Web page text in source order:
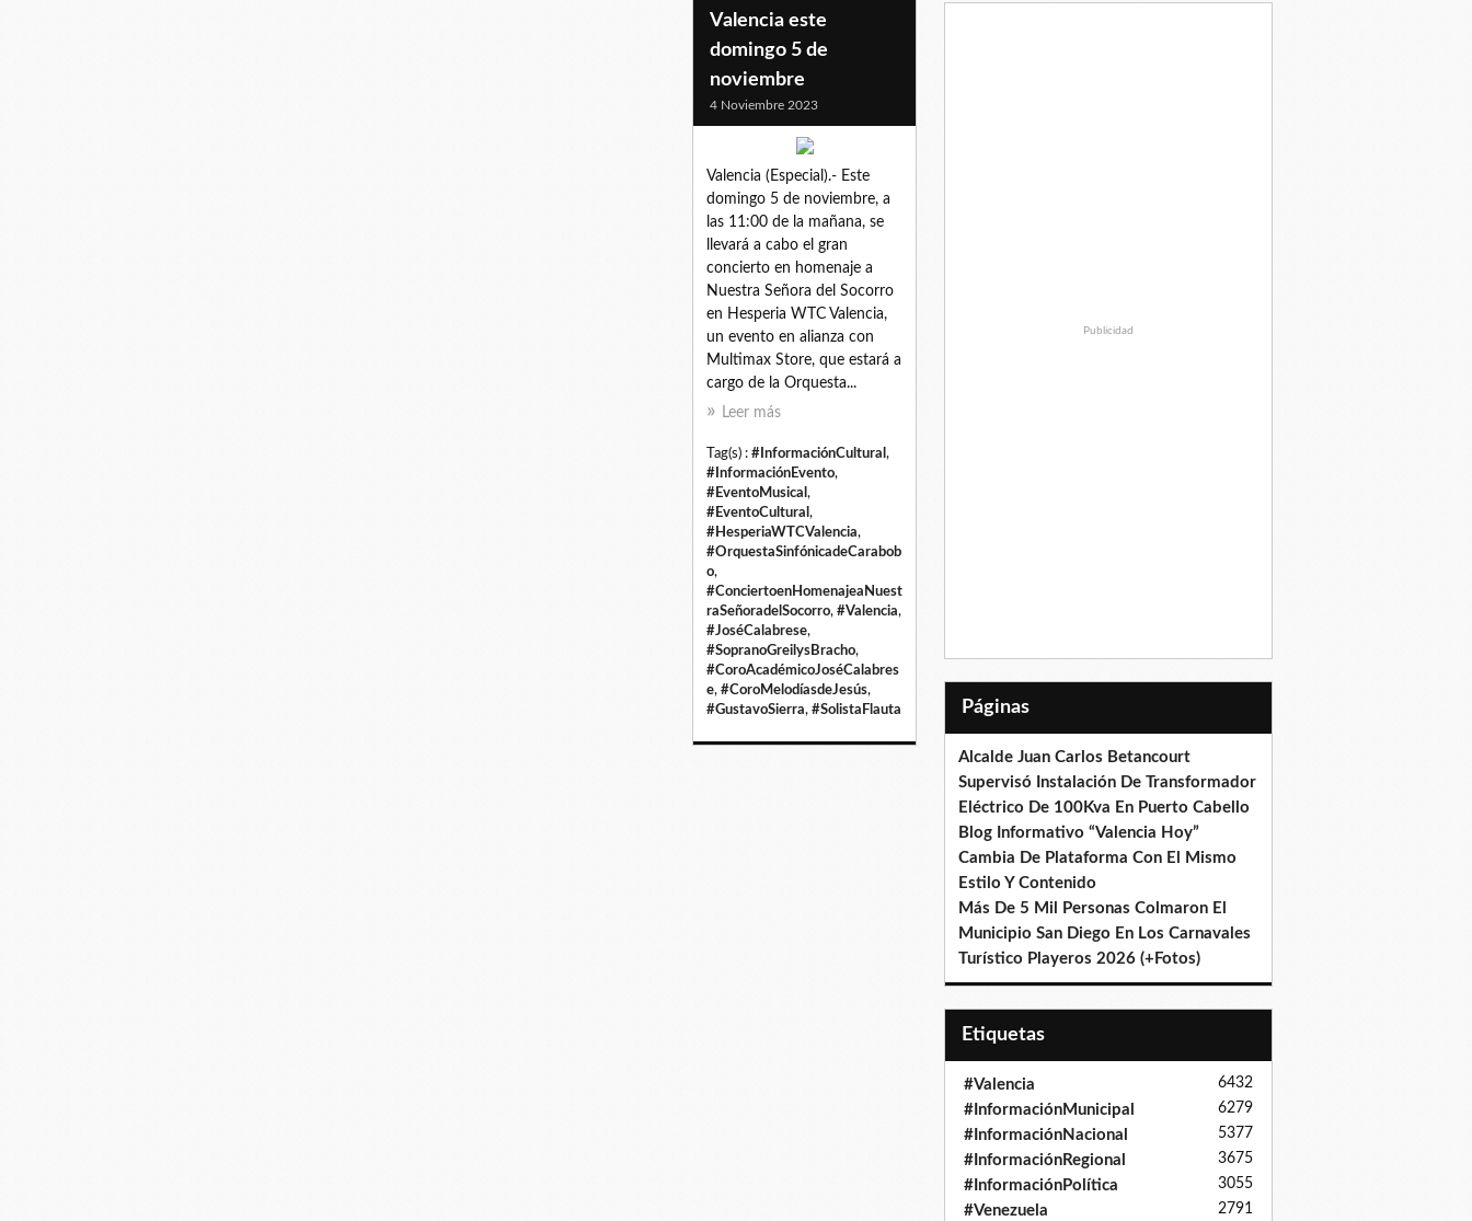
Valencia este
domingo 5 de
noviembre
4 Noviembre 2023
Valencia (Especial).- Este
domingo 5 de noviembre, a
las 11:00 de la mañana, se
llevará a cabo el gran
concierto en homenaje a
Nuestra Señora del Socorro
en Hesperia WTC Valencia,
un evento en alianza con
Multimax Store, que estará a
cargo de la Orquesta...
Leer más
Tag(s) : #InformaciónCultural ,
#InformaciónEvento,
#EventoMusical ,
#EventoCultural ,
#HesperiaWTCValencia,
#OrquestaSinfónicadeCarabob
o,
#ConciertoenHomenajeaNuest
raSeñoradelSocorro, #Valencia,
#JoséCalabrese,
#SopranoGreilysBracho,
#CoroAcadémicoJoséCalabres
e, #CoroMelodíasdeJesús,
#GustavoSierra, #SolistaFlauta
Publicidad
Páginas
Alcalde Juan Carlos Betancourt
Supervisó Instalación De Transformador
Eléctrico De 100Kva En Puerto Cabello
Blog Informativo “Valencia Hoy”
Cambia De Plataforma Con El Mismo
Estilo Y Contenido
Más De 5 Mil Personas Colmaron El
Municipio San Diego En Los Carnavales
Turístico Playeros 2026 (+Fotos)
Etiquetas
#Valencia 6432
#InformaciónMunicipal 6279
#InformaciónNacional 5377
#InformaciónRegional 3675
#InformaciónPolítica 3055
#Venezuela 2791